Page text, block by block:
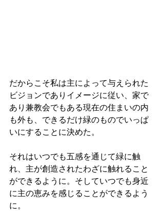
だからこそ私は主によって与えられた
ビジョンでありイメージに従い、家で
あり兼教会でもある現在の住まいの内
も外も、できるだけ緑のものでいっぱ
いにすることに決めた。
それはいつでも五感を通じて緑に触
れ、主が創造されたわざに触れること
ができるように。そしていつでも身近
に主の恵みを感じることができるよう
に。